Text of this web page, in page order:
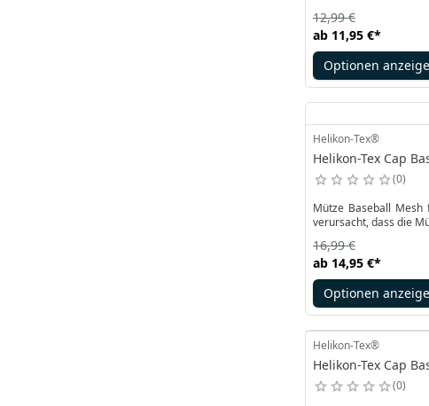
ab 11,95 €*
12,99 €
Optionen
Helikon-Tex®
Helikon-Tex Cap
0
Mütze Baseball
verursacht, dass die
ab 14,95 €*
16,99 €
Optionen
Helikon-Tex®
Helikon-Tex Cap
0